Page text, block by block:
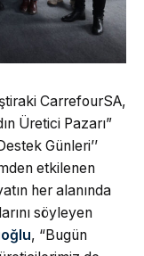
CarrefourSA,
Üretici Pazarı”
Günleri’’
etkilenen
her alanında
söyleyen
, “Bugün